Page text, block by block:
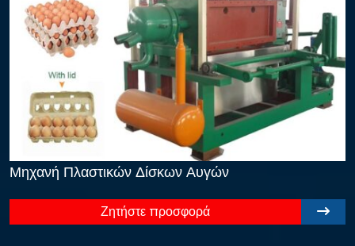
Μηχανή Πλαστικών Δίσκων Αυγών
Ζητήστε προσφορά